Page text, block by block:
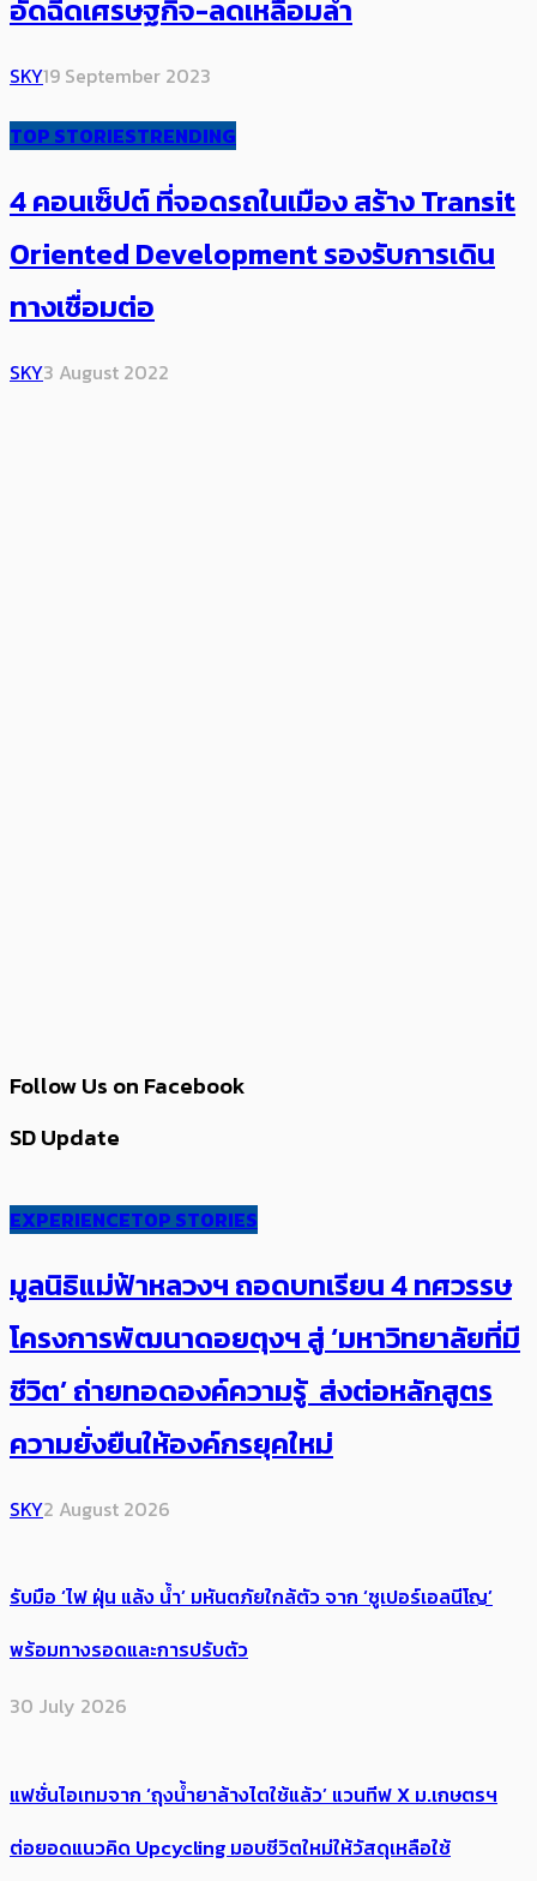
อัดฉีดเศรษฐกิจ-ลดเหลื่อมล้ำ
SKY19 September 2023
TOP STORIESTRENDING
4 คอนเซ็ปต์ ที่จอดรถในเมือง สร้าง Transit
Oriented Development ​รองรับการเดิน
ทางเชื่อมต่อ
SKY3 August 2022
Follow Us on Facebook
SD Update
EXPERIENCETOP STORIES
มูลนิธิแม่ฟ้าหลวงฯ ถอดบทเรียน 4 ทศวรรษ
โครงการพัฒนาดอยตุงฯ สู่ ‘มหาวิทยาลัยที่มี
ชีวิต’ ถ่ายทอดองค์ความรู้ ส่งต่อหลักสูตร
ความยั่งยืนให้องค์กรยุคใหม่
SKY2 August 2026
รับมือ ‘ไฟ ฝุ่น แล้ง น้ำ’ มหันตภัยใกล้ตัว จาก ‘ซูเปอร์เอลนีโญ’
พร้อมทางรอดและการปรับตัว
30 July 2026
แฟชั่นไอเทมจาก ‘ถุงน้ำยาล้างไตใช้แล้ว’ แวนทีฟ X ม.เกษตรฯ
ต่อยอดแนวคิด Upcycling มอบชีวิตใหม่ให้วัสดุเหลือใช้